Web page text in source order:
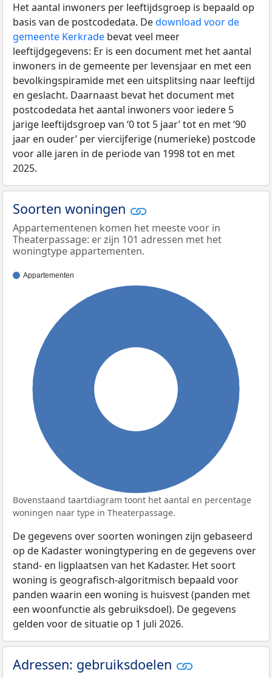
Het aantal inwoners per leeftijdsgroep is bepaald op
basis van de postcodedata. Dedownload voor de
gemeente Kerkrade bevat veel meer
leeftijdgegevens: Er is een document met het aantal
inwoners in de gemeente per levensjaar en met een
bevolkingspiramide met een uitsplitsing naar leeftijd
en geslacht. Daarnaast bevat het document met
postcodedata het aantal inwoners voor iedere 5
jarige leeftijdsgroep van ‘0 tot 5 jaar’ tot en met ‘90
jaar en ouder’ per viercijferige (numerieke) postcode
voor alle jaren in de periode van 1998 tot en met
2025.
Soorten woningen
Appartementenen komen het meeste voor in
Theaterpassage: er zijn 101 adressen met het
woningtype appartementen.
Appartementen
Bovenstaand taartdiagram toont het aantal en percentage
woningen naar type in Theaterpassage.
De gegevens over soorten woningen zijn gebaseerd
op de Kadaster woningtypering en de gegevens over
stand- en ligplaatsen van het Kadaster. Het soort
woning is geografisch-algoritmisch bepaald voor
panden waarin een woning is huisvest (panden met
een woonfunctie als gebruiksdoel). De gegevens
gelden voor de situatie op 1 juli 2026.
Adressen: gebruiksdoelen